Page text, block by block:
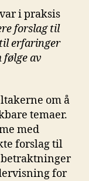
i praksis
forslag til
erfaringer
av
om å
temaer.
med
forslag til
for